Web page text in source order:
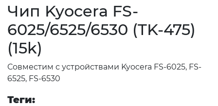
Чип Kyocera FS-
6025/6525/6530 (TK-475)
(15k)
Совместим с устройствами Kyocera FS-6025, FS-
6525, FS-6530
Теги: